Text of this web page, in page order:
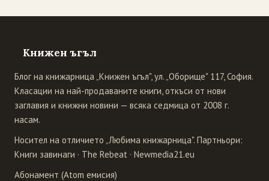
Книжен ъгъл
Блог на книжарница „Книжен ъгъл", ул. „Оборище" 117, София.
Класации на най-продаваните книги, откъси от нови
заглавия и книжни новини — всяка седмица от 2008 г.
насам.
Носител на отличието „Любима книжарница". Партньори:
Книги завинаги · The Rebeat · Newmedia21.eu
Абонамент (Atom емисия)